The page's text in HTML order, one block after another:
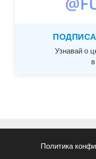
Узнавай о
Политика